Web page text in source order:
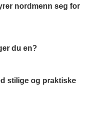
nordmenn seg for
du en?
stilige og praktiske